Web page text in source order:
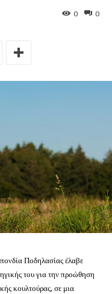
0
0
Ποδηλασίας έλαβε
του για την προώθηση
κουλτούρας, σε μια